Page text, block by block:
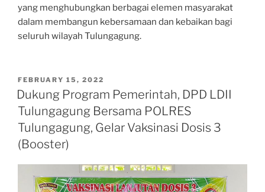
yang menghubungkan berbagai elemen masyarakat
dalam membangun kebersamaan dan kebaikan bagi
seluruh wilayah Tulungagung.
POSTED
ON
FEBRUARY 15, 2022
Dukung Program Pemerintah, DPD LDII
Tulungagung Bersama POLRES
Tulungagung, Gelar Vaksinasi Dosis 3
(Booster)